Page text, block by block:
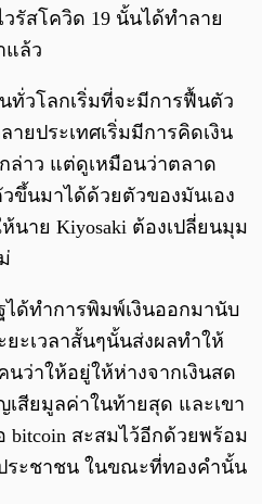
รัสโควิด 19 นั้นได้ทำลาย
แล้ว
ทั่วโลกเริ่มที่จะมีการฟื้นตัว
ายประเทศเริ่มมีการคิดเงิน
ล่าว แต่ดูเหมือนว่าตลาด
ขึ้นมาได้ด้วยตัวของมันเอง
นาย Kiyosaki ต้องเปลี่ยนมุม
ด้ทำการพิมพ์เงินออกมานับ
ะเวลาสั้นๆนั้นส่งผลทำให้
นว่าให้อยู่ให้ห่างจากเงินสด
เสียมูลค่าในท้ายสุด และเขา
bitcoin สะสมไว้อีกด้วยพร้อม
ระชาชน ในขณะที่ทองคำนั้น